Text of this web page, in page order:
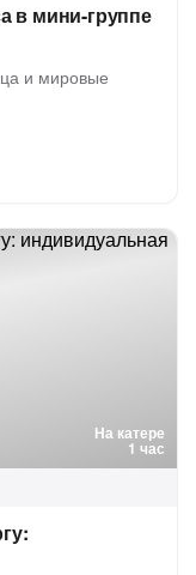
в мини-группе
и мировые
На катере
1 час